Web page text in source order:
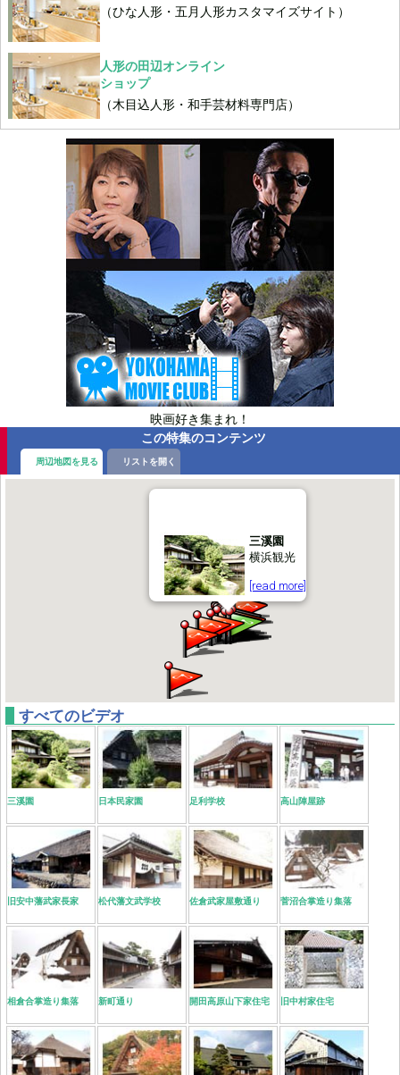
（ひな人形・五月人形カスタマイズサイト）
人形の田辺オンライン
ショップ
（木目込人形・和手芸材料専門店）
映画好き集まれ！
この特集のコンテンツ
周辺地図を見る リストを開く
三溪園
横浜観光
[read more]
すべてのビデオ
三溪園 日本民家園 足利学校 高山陣屋跡
旧安中藩武家長家 松代藩文武学校 佐倉武家屋敷通り 菅沼合掌造り集落
相倉合掌造り集落 新町通り 開田高原山下家住宅 旧中村家住宅